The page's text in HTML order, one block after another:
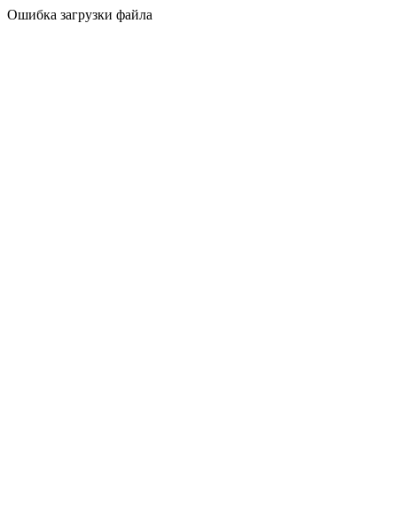
Ошибка загрузки файла